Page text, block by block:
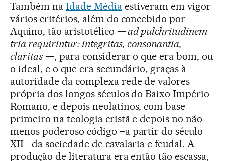
Também na Idade Médiaestiveram em vigor
vários critérios, além do concebido por
Aquino, tão aristotélico —ad pulchritudinem
tria requirintur: integritas, consonantia,
claritas—, para considerar o que era bom, ou
o ideal, e o que era secundário, graças à
autoridade da complexa rede de valores
própria dos longos séculos do Baixo Império
Romano, e depois neolatinos, com base
primeiro na teologia cristã e depois no não
menos poderoso código –a partir do século
XII– da sociedade de cavalaria e feudal. A
produção de literatura era então tão escassa,